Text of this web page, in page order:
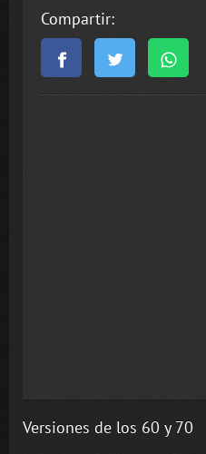
Compartir:
Versiones de los 60 y 70